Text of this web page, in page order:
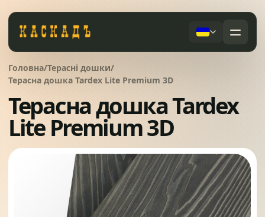
Послуги
Дах під ключ
Сервісне обслуговування
Про компанію
01 Черепиця та комплектуючі
02 Фасади та тераси
03 Заборы
Системи водовідведення
Головна/Терасні дошки/
Терасна дошка Tardex Lite Premium 3D
Терасна дошка Tardex
Lite Premium 3D